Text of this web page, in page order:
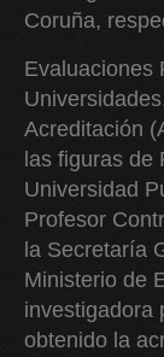
Coruña,
Evaluaciones
Acreditación
las figuras
Universidad
Profesor
la Secretaría
Ministerio de
investigadora
obtenido la